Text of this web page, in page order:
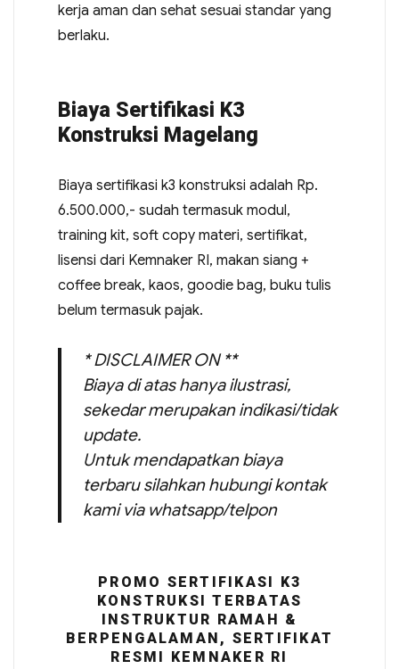
kerja aman dan sehat sesuai standar yang
berlaku.
Biaya Sertifikasi K3
Konstruksi Magelang
Biaya sertifikasi k3 konstruksi adalah Rp.
6.500.000,- sudah termasuk modul,
training kit, soft copy materi, sertifikat,
lisensi dari Kemnaker RI, makan siang +
coffee break, kaos, goodie bag, buku tulis
belum termasuk pajak.
* DISCLAIMER ON **
Biaya di atas hanya ilustrasi,
sekedar merupakan indikasi/tidak
update.
Untuk mendapatkan biaya
terbaru silahkan hubungi kontak
kami via whatsapp/telpon
PROMO SERTIFIKASI K3
KONSTRUKSI TERBATAS
INSTRUKTUR RAMAH &
BERPENGALAMAN, SERTIFIKAT
RESMI KEMNAKER RI